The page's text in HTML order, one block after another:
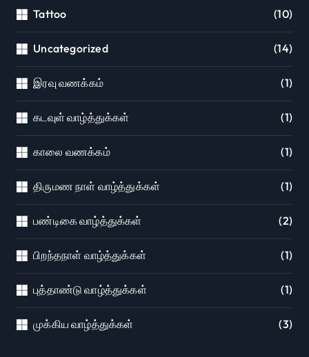
Tattoo (10)
Uncategorized (14)
இரவு வணக்கம் (1)
கடவுள் வாழ்த்துக்கள் (1)
காலை வணக்கம் (1)
திருமண நாள் வாழ்த்துக்கள் (1)
பண்டிகை வாழ்த்துக்கள் (2)
பிறந்தநாள் வாழ்த்துக்கள் (1)
புத்தாண்டு வாழ்த்துக்கள் (1)
முக்கிய வாழ்த்துக்கள் (3)